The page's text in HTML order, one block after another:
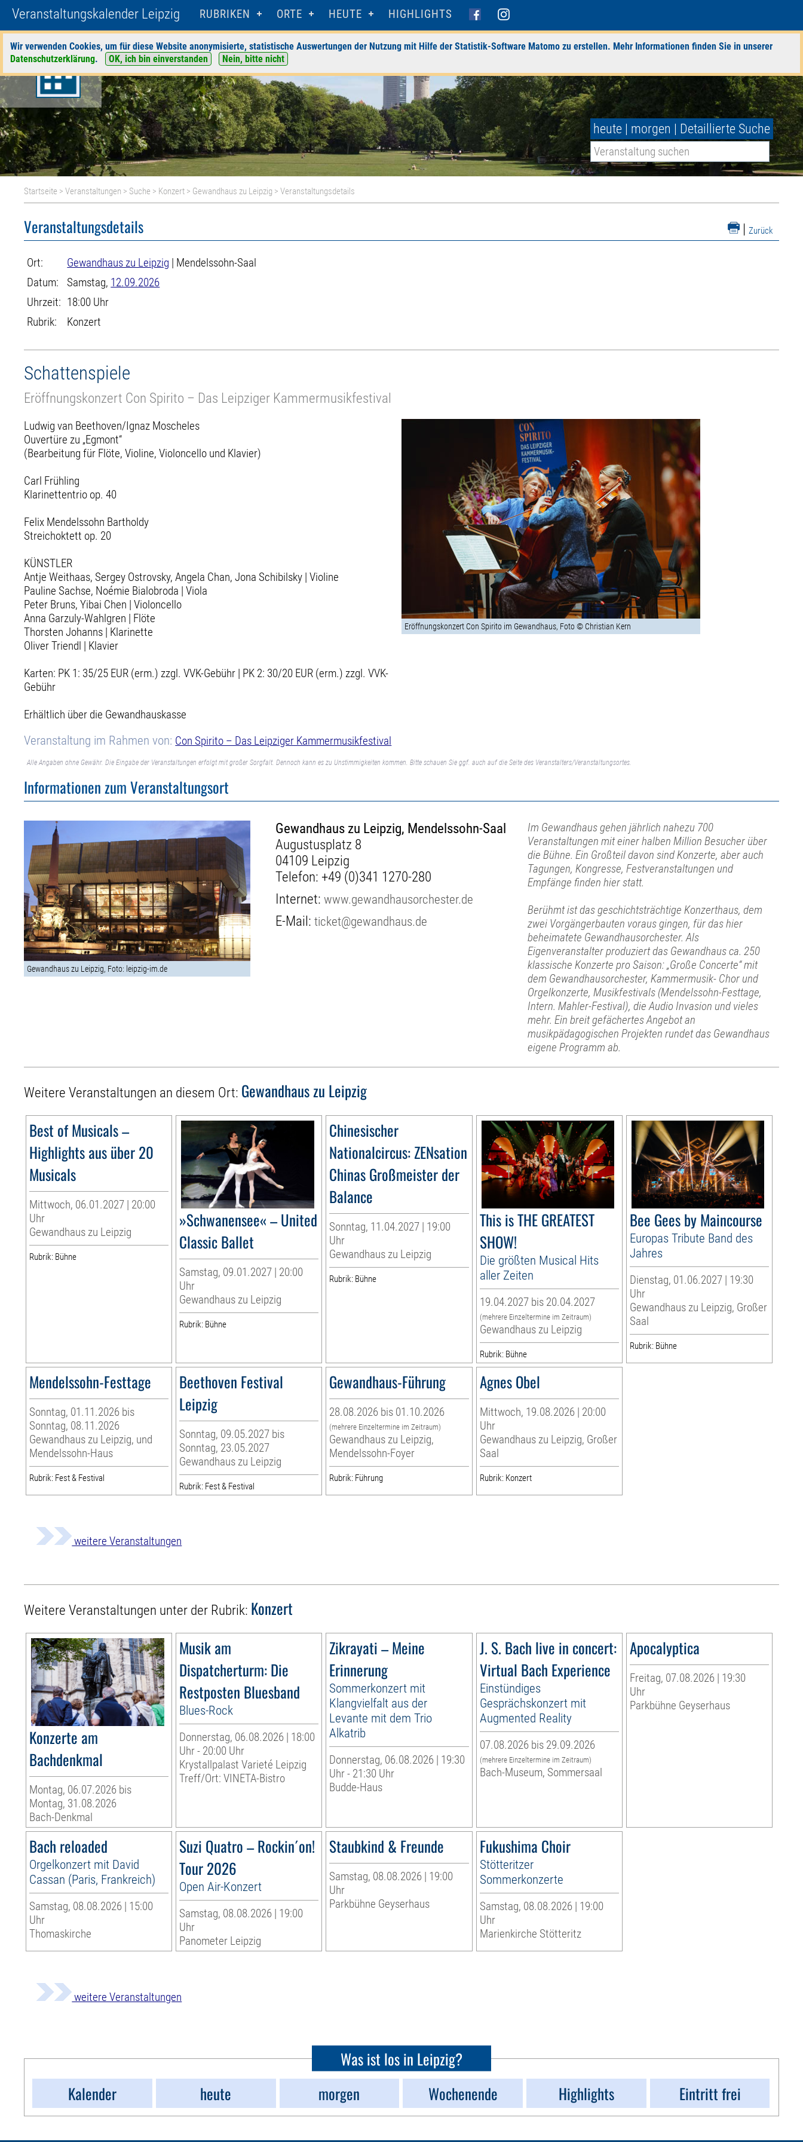
Veranstaltungskalender Leipzig RUBRIKEN ORTE HEUTE HIGHLIGHTS
Wir verwenden Cookies, um für diese Website anonymisierte, statistische Auswertungen der Nutzung mit Hilfe der Statistik-Software Matomo zu erstellen. Mehr Informationen finden Sie in unserer
Datenschutzerklärung. OK, ich bin einverstanden Nein, bitte nicht
heute | morgen | Detaillierte Suche
Startseite >Veranstaltungen > Suche > Konzert > Gewandhaus zu Leipzig > Veranstaltungsdetails
| Zurück
Veranstaltungsdetails
Ort: Gewandhaus zu Leipzig | Mendelssohn-Saal
Datum:
Samstag, 12.09.2026
Uhrzeit: 18:00 Uhr
Rubrik:
Konzert
Schattenspiele
Eröffnungskonzert Con Spirito – Das Leipziger Kammermusikfestival
Ludwig van Beethoven/Ignaz Moscheles
Ouvertüre zu „Egmont“
(Bearbeitung für Flöte, Violine, Violoncello und Klavier)
Carl Frühling
Klarinettentrio op. 40
Felix Mendelssohn Bartholdy
Streichoktett op. 20
KÜNSTLER
Antje Weithaas, Sergey Ostrovsky, Angela Chan, Jona Schibilsky | Violine
Pauline Sachse, Noémie Bialobroda | Viola
Peter Bruns, Yibai Chen | Violoncello
Anna Garzuly-Wahlgren | Flöte
Thorsten Johanns | Klarinette
Oliver Triendl | Klavier
Karten: PK 1: 35/25 EUR (erm.) zzgl. VVK-Gebühr | PK 2: 30/20 EUR (erm.) zzgl. VVK-
Gebühr
Erhältlich über die Gewandhauskasse
Veranstaltung im Rahmen von: Con Spirito – Das Leipziger Kammermusikfestival
Eröffnungskonzert Con Spirito im Gewandhaus, Foto © Christian Kern
Alle Angaben ohne Gewähr. Die Eingabe der Veranstaltungen erfolgt mit großer Sorgfalt. Dennoch kann es zu Unstimmigkeiten kommen. Bitte schauen Sie ggf. auch auf die Seite des Veranstalters/Veranstaltungsortes.
Informationen zum Veranstaltungsort
Gewandhaus zu Leipzig, Foto: leipzig-im.de
Gewandhaus zu Leipzig, Mendelssohn-Saal
Augustusplatz 8
04109 Leipzig
Telefon: +49 (0)341 1270-280
Internet:www.gewandhausorchester.de
E-Mail:ticket@gewandhaus.de
Im Gewandhaus gehen jährlich nahezu 700
Veranstaltungen mit einer halben Million Besucher über
die Bühne. Ein Großteil davon sind Konzerte, aber auch
Tagungen, Kongresse, Festveranstaltungen und
Empfänge finden hier statt.
Berühmt ist das geschichtsträchtige Konzerthaus, dem
zwei Vorgängerbauten voraus gingen, für das hier
beheimatete Gewandhausorchester. Als
Eigenveranstalter produziert das Gewandhaus ca. 250
klassische Konzerte pro Saison: „Große Concerte“ mit
dem Gewandhausorchester, Kammermusik- Chor und
Orgelkonzerte, Musikfestivals (Mendelssohn-Festtage,
Intern. Mahler-Festival), die Audio Invasion und vieles
mehr. Ein breit gefächertes Angebot an
musikpädagogischen Projekten rundet das Gewandhaus
eigene Programm ab.
Weitere Veranstaltungen an diesem Ort: Gewandhaus zu Leipzig
Best of Musicals –
Highlights aus über 20
Musicals
Mittwoch, 06.01.2027 | 20:00
Uhr
Gewandhaus zu Leipzig
Rubrik: Bühne
»Schwanensee« – United
Classic Ballet
Samstag, 09.01.2027 | 20:00
Uhr
Gewandhaus zu Leipzig
Rubrik: Bühne
Chinesischer
Nationalcircus: ZENsation
Chinas Großmeister der
Balance
Sonntag, 11.04.2027 | 19:00
Uhr
Gewandhaus zu Leipzig
Rubrik: Bühne
This is THE GREATEST
SHOW!
Die größten Musical Hits
aller Zeiten
19.04.2027 bis 20.04.2027
(mehrere Einzeltermine im Zeitraum)
Gewandhaus zu Leipzig
Rubrik: Bühne
Bee Gees by Maincourse
Europas Tribute Band des
Jahres
Dienstag, 01.06.2027 | 19:30
Uhr
Gewandhaus zu Leipzig, Großer
Saal
Rubrik: Bühne
Mendelssohn-Festtage
Sonntag, 01.11.2026 bis
Sonntag, 08.11.2026
Gewandhaus zu Leipzig, und
Mendelssohn-Haus
Rubrik: Fest & Festival
Beethoven Festival
Leipzig
Sonntag, 09.05.2027 bis
Sonntag, 23.05.2027
Gewandhaus zu Leipzig
Rubrik: Fest & Festival
Gewandhaus-Führung
28.08.2026 bis 01.10.2026
(mehrere Einzeltermine im Zeitraum)
Gewandhaus zu Leipzig,
Mendelssohn-Foyer
Rubrik: Führung
Agnes Obel
Mittwoch, 19.08.2026 | 20:00
Uhr
Gewandhaus zu Leipzig, Großer
Saal
Rubrik: Konzert
weitere Veranstaltungen
Weitere Veranstaltungen unter der Rubrik: Konzert
Konzerte am
Bachdenkmal
Montag, 06.07.2026 bis
Montag, 31.08.2026
Bach-Denkmal
Musik am
Dispatcherturm: Die
Restposten Bluesband
Blues-Rock
Donnerstag, 06.08.2026 | 18:00
Uhr - 20:00 Uhr
Krystallpalast Varieté Leipzig
Treff/Ort: VINETA-Bistro
Zikrayati – Meine
Erinnerung
Sommerkonzert mit
Klangvielfalt aus der
Levante mit dem Trio
Alkatrib
Donnerstag, 06.08.2026 | 19:30
Uhr - 21:30 Uhr
Budde-Haus
J. S. Bach live in concert:
Virtual Bach Experience
Einstündiges
Gesprächskonzert mit
Augmented Reality
07.08.2026 bis 29.09.2026
(mehrere Einzeltermine im Zeitraum)
Bach-Museum, Sommersaal
Apocalyptica
Freitag, 07.08.2026 | 19:30
Uhr
Parkbühne Geyserhaus
Bach reloaded
Orgelkonzert mit David
Cassan (Paris, Frankreich)
Samstag, 08.08.2026 | 15:00
Uhr
Thomaskirche
Suzi Quatro – Rockin´on!
Tour 2026
Open Air-Konzert
Samstag, 08.08.2026 | 19:00
Uhr
Panometer Leipzig
Staubkind & Freunde
Samstag, 08.08.2026 | 19:00
Uhr
Parkbühne Geyserhaus
Fukushima Choir
Stötteritzer
Sommerkonzerte
Samstag, 08.08.2026 | 19:00
Uhr
Marienkirche Stötteritz
weitere Veranstaltungen
Was ist los in Leipzig?
Kalender
heute morgen Wochenende Highlights Eintritt frei